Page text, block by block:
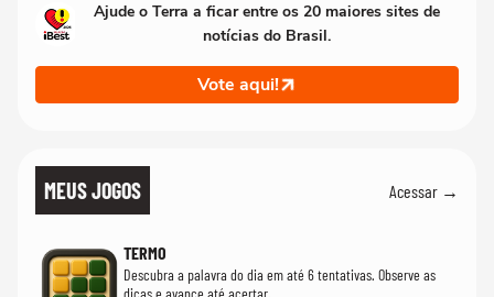
Ajude o Terra a ficar entre os 20 maiores sites de
notícias do Brasil.
Vote aqui!
MEUS JOGOS Acessar →
TERMO
Descubra a palavra do dia em até 6 tentativas. Observe as
dicas e avance até acertar.